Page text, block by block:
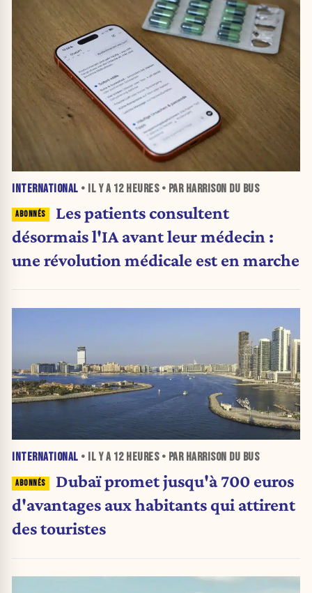
INTERNATIONAL • IL Y A 12 HEURES• PAR HARRISON DU BUS
Les patients consultent
désormais l'IA avant leur médecin :
une révolution médicale est en marche
INTERNATIONAL • IL Y A 12 HEURES• PAR HARRISON DU BUS
Dubaï promet jusqu'à 700 euros
d'avantages aux habitants qui attirent
des touristes